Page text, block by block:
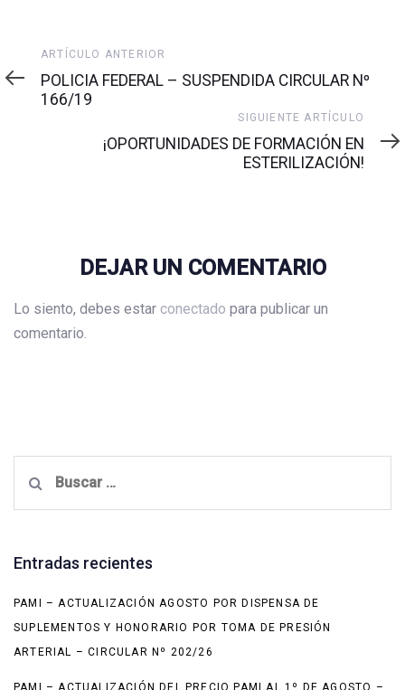
Artículo
anterior
ARTÍCULO ANTERIOR
POLICIA FEDERAL – SUSPENDIDA CIRCULAR Nº
166/19
SIGUIENTE ARTÍCULO
¡OPORTUNIDADES DE FORMACIÓN EN
ESTERILIZACIÓN!
DEJAR UN COMENTARIO
Lo siento, debes estar conectado para publicar un
comentario.
Entradas recientes
PAMI – ACTUALIZACIÓN AGOSTO POR DISPENSA DE
SUPLEMENTOS Y HONORARIO POR TOMA DE PRESIÓN
ARTERIAL – CIRCULAR Nº 202/26
PAMI – ACTUALIZACIÓN DEL PRECIO PAMI AL 1º DE AGOSTO –